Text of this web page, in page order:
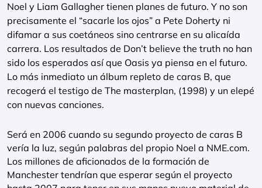
Noel y Liam Gallagher tienen planes de futuro. Y no son
precisamente el “sacarle los ojos” a Pete Doherty ni
difamar a sus coetáneos sino centrarse en su alicaída
carrera. Los resultados de Don’t believe the truth no han
sido los esperados así que Oasis ya piensa en el futuro.
Lo más inmediato un álbum repleto de caras B, que
recogerá el testigo de The masterplan, (1998) y un elepé
con nuevas canciones.
Será en 2006 cuando su segundo proyecto de caras B
vería la luz, según palabras del propio Noel a NME.com.
Los millones de aficionados de la formación de
Manchester tendrían que esperar según el proyecto